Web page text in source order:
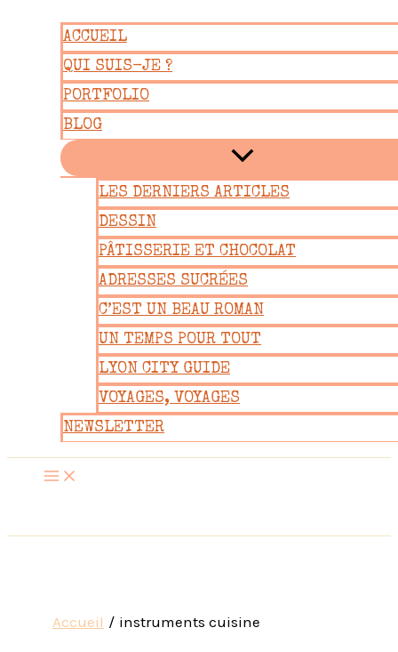
contenu
ACCUEIL
QUI SUIS-JE ?
PORTFOLIO
BLOG
LES DERNIERS ARTICLES
DESSIN
PÂTISSERIE ET CHOCOLAT
ADRESSES SUCRÉES
C’EST UN BEAU ROMAN
UN TEMPS POUR TOUT
LYON CITY GUIDE
VOYAGES, VOYAGES
NEWSLETTER
Accueil instruments cuisine